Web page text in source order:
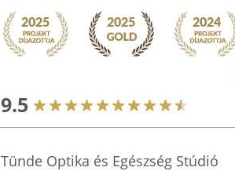
9.5
Tünde Optika és Egészség Stúdió